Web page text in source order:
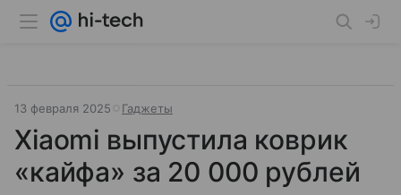
13 февраля 2025 Гаджеты
Xiaomi выпустила коврик
«кайфа» за 20 000 рублей